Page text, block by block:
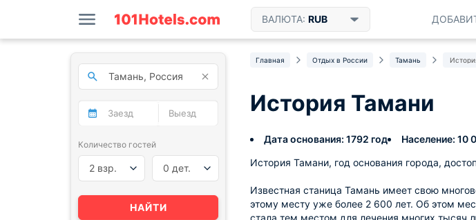
ВАЛЮТА: RUB
Главная Отдых в России Тамань
История Тамани
Дата основания: 1792 год
Население: 10
История Тамани, год основания города,
Известная станица Тамань имеет свою
этому месту уже более 2 600 лет. Об этом
стала тем местом для лечения многих тысяч
Количество гостей
2 взр. 0 дет.
НАЙТИ